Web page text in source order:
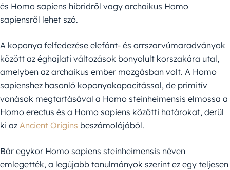
és Homo sapiens hibridről vagy archaikus Homo
sapiensről lehet szó.
A koponya felfedezése elefánt- és orrszarvúmaradványok
között az éghajlati változások bonyolult korszakára utal,
amelyben az archaikus ember mozgásban volt. A Homo
sapienshez hasonló koponyakapacitással, de primitív
vonások megtartásával a Homo steinheimensis elmossa a
Homo erectus és a Homo sapiens közötti határokat, derül
ki az Ancient Origins beszámolójából.
Bár egykor Homo sapiens steinheimensis néven
emlegették, a legújabb tanulmányok szerint ez egy teljesen